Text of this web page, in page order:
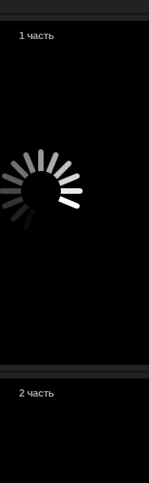
1 часть
2 часть